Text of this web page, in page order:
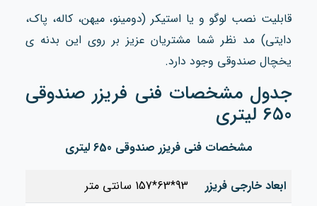
قابلیت نصب لوگو و یا استیکر (دومینو، میهن، کاله، پاک،
دایتی) مد نظر شما مشتریان عزیز بر روی این بدنه ی
یخچال صندوقی وجود دارد.
جدول مشخصات فنی فریزر صندوقی
650 لیتری
مشخصات فنی فریزر صندوقی 650 لیتری
ابعاد خارجی فریزر
93*63*157 سانتی متر